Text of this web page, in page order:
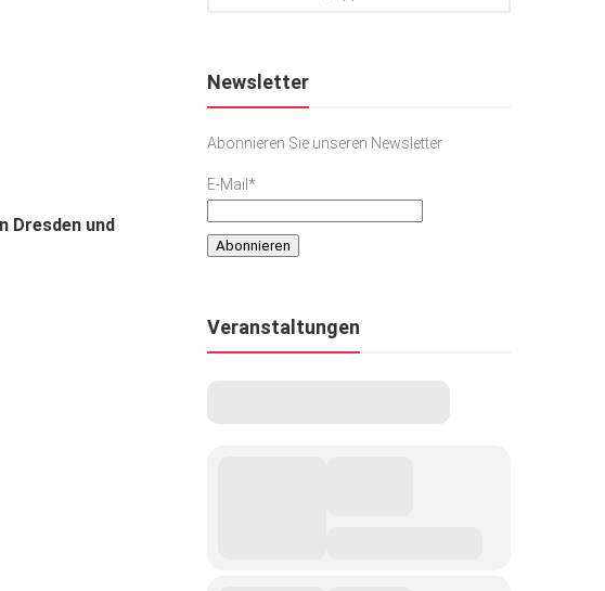
Dresden und
Newsletter
Abonnieren Sie unseren Newsletter
E-Mail*
Veranstaltungen